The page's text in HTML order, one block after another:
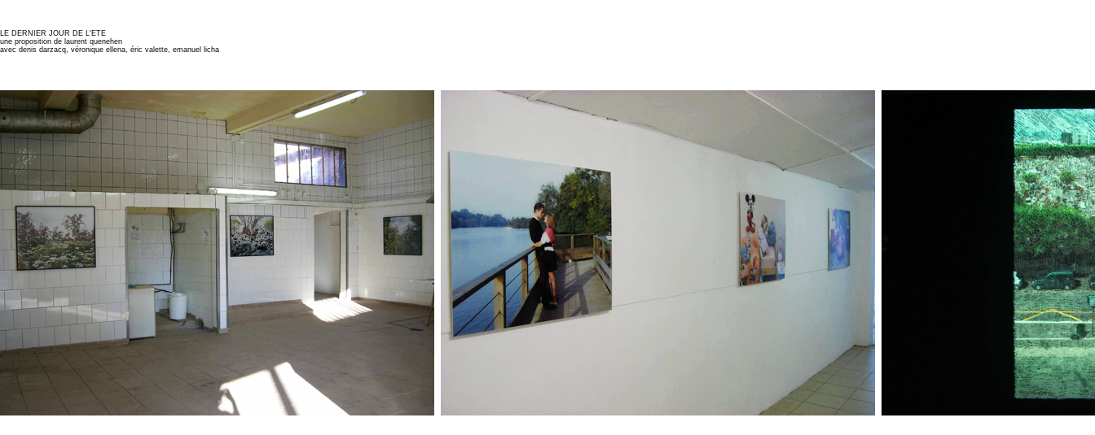
LE DERNIER JOUR DE L'ETE
une proposition de laurent quenehen
avec denis darzacq, véronique ellena, éric valette, emanuel licha